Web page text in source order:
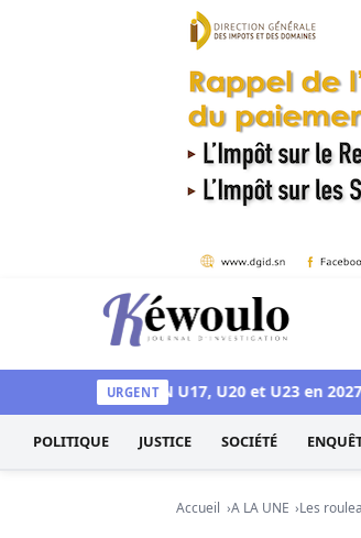
Aller au contenu
Kéwoulo, le premier site
URGENT
les CAN U17, U20 et U23 en 2027
POLITIQUE JUSTICE SOCIÉTÉ
Accueil A LA UNE Les